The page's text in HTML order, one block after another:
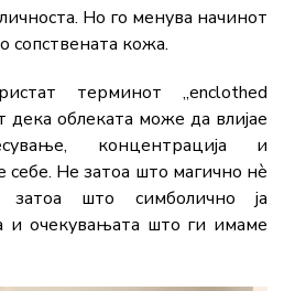
Но го менува начинот
сопствената кожа.
терминот „enclothed
дека облеката може да влијае
концентрација и
Не затоа што магично нè
затоа што симболично ја
и очекувањата што ги имаме